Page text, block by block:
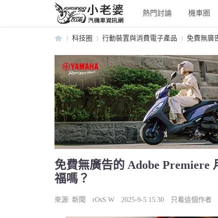
熱門討論 機車圈
小
老
›
科技圈
›
行動裝置與消費電子產品
›
免費無廣
免費無廣告的 Adobe Premiere
福嗎？
來源: 新聞 rOsS.W 2025-9-5 15:30 只看這個作者